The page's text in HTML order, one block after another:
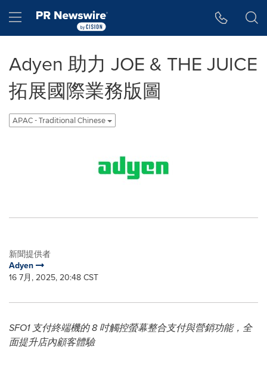
Hamburger menu
Adyen 助力 JOE & THE JUICE
拓展國際業務版圖
APAC - Traditional Chinese
新聞提供者
Adyen
16 7月, 2025, 20:48 CST
SFO1 支付終端機的 8 吋觸控螢幕整合支付與營銷功能，全
面提升店內顧客體驗